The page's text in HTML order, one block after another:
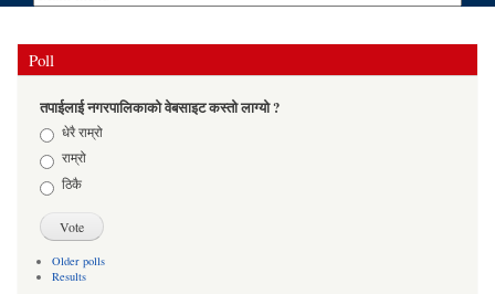
Poll
तपाईलाई नगरपालिकाको वेबसाइट कस्तो लाग्यो ?
Choicesधेरै राम्रो
राम्रो
ठिकै
Older polls
Results